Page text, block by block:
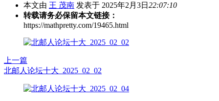
本文由 王 茂南 发表于 2025年2月3日 22:07:10
转载请务必保留本文链接：
https://mathpretty.com/19465.html
上一篇
北邮人论坛十大_2025_02_02